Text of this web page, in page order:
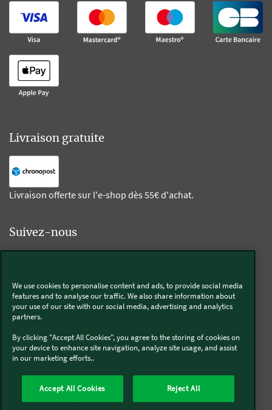
Livraison gratuite
Livraison offerte sur l'e-shop dès 55€ d'achat.
Suivez-nous
Thermomix®
Qui sommes-nous
We use cookies to personalise content and ads, to provide social media
features and to analyse our traffic. We also share information about
your use of our site with our social media, advertising and analytics
partners.
By clicking "Accept All Cookies", you agree to the storing of cookies on
your device to enhance site navigation, analyze site usage, and assist
in our marketing efforts..
Accept All Cookies Reject All